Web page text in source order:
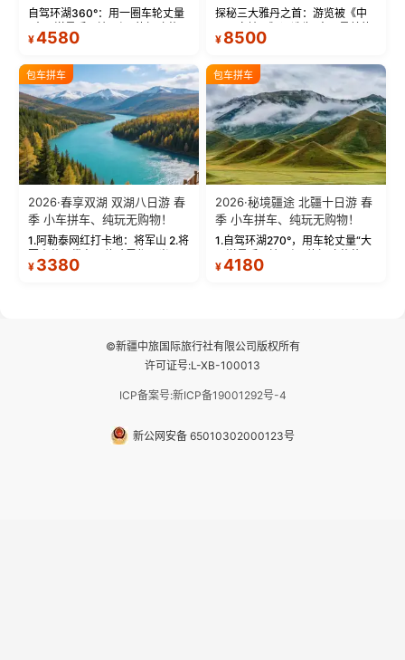
物！
自驾环湖360°：用一圈车轮丈量
蓝。 赛湖旅拍：甄选多款风格服
绝美瞬间。 赛湖坦克300跟车视
频：专业摄影师...
¥4580
探秘三大雅丹之首：游览被《中
三大雅丹”第一名的克拉玛依魔鬼
瓦人最大村落——禾木村，欣赏
晨雾与小木...
¥ 8500
包车拼车
2026·春享双湖 双湖八日游 春
季 小车拼车、纯玩无购物！
1.阿勒泰网红打卡地：将军山 2.将
军山落日缆车，体验雪都风光 3.
将军山，夕阳派对，蹦迪party 4.
¥ 3380
包车拼车
2026·秘境疆途 北疆十日游 春
季 小车拼车、纯玩无购物！
1.自驾环湖270°，用车轮丈量“大
西洋最后一滴眼泪”的极致蔚蓝，
让雪山、花海与深邃湖水在转弯
¥4180
©新疆中旅国际旅行社有限公司版权所有
许可证号:L-XB-100013
ICP备案号:新ICP备19001292号-4
新公网安备 65010302000123号